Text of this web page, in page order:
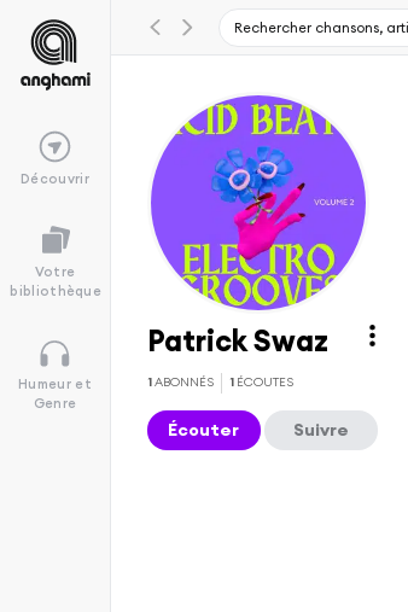
Découvrir
Votre
bibliothèque
Humeur et
Genre
Patrick Swaz
1ABONNÉS 1 ÉCOUTES
Écouter Suivre